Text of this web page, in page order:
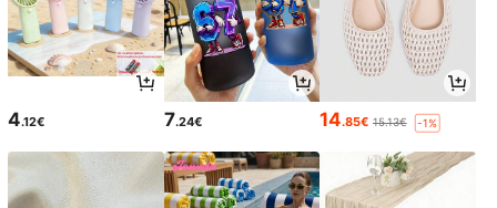
4.12€ 7.24€ 14.85€ 15.13€ -1%